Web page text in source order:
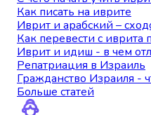
Как писать на иврите
Иврит и арабский –
Как перевести с иврита
Иврит и идиш - в чем
Репатриация в Израиль
Гражданство Израиля -
Больше статей